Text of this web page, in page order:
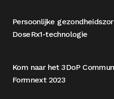
Persoonlijke
DoseRx1-technologie
Kom naar het 3DoP
Formnext 2023